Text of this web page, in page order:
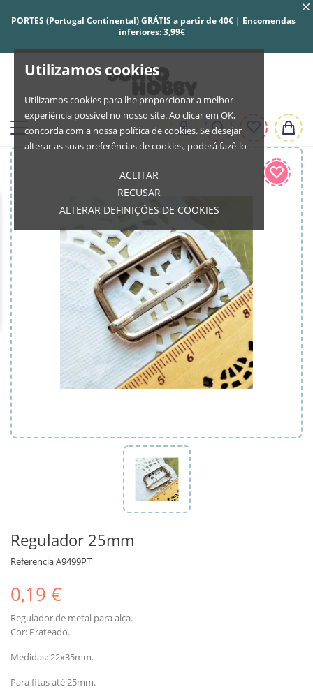
Utilizamos cookies
Utilizamos cookies para lhe proporcionar a melhor
experiência possível no nosso site. Ao clicar em OK,
concorda com a nossa política de cookies. Se desejar
alterar as suas preferências de cookies, poderá fazê-lo
ACEITAR
RECUSAR
ALTERAR DEFINIÇÕES DE COOKIES
PORTES (Portugal Continental) GRÁTIS a partir de 40€ | Encomendas
inferiores: 3,99€
Regulador 25mm
ReferenciaA9499PT
0,19 €
Regulador de metal para alça.
Cor: Prateado.
Medidas: 22x35mm.
Para fitas até 25mm.